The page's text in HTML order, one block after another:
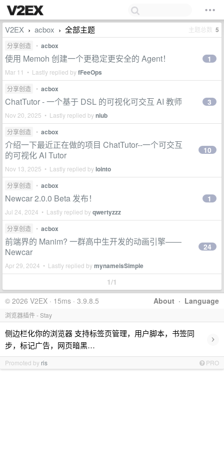
V2EX › acbox › 全部主题 主题总数 5
分享创造 • acbox
使用 Memoh 创建一个更稳定更安全的 Agent！
Mar 11 • Lastly replied byfFeeOps
1
分享创造 • acbox
ChatTutor - 一个基于 DSL 的可视化可交互 AI 教师
Nov 20, 2025 • Lastly replied byniub
3
分享创造 • acbox
介绍一下最近正在做的项目 ChatTutor--一个可交互
的可视化 AI Tutor
Nov 13, 2025 • Lastly replied bylointo
10
分享创造 • acbox
Newcar 2.0.0 Beta 发布！
Jul 24, 2024 • Lastly replied byqwertyzzz
1
分享创造 • acbox
前端界的 Manim? 一群高中生开发的动画引擎——
Newcar
Apr 29, 2024 • Lastly replied bymynameisSimple
24
1/1
About · Language
© 2026 V2EX · 15ms · 3.9.8.5
浏览器插件 - Stay
侧边栏化你的浏览器 支持标签页管理，用户脚本，书签同
步，标记广告，网页暗黑…
›
Promoted by ris PRO